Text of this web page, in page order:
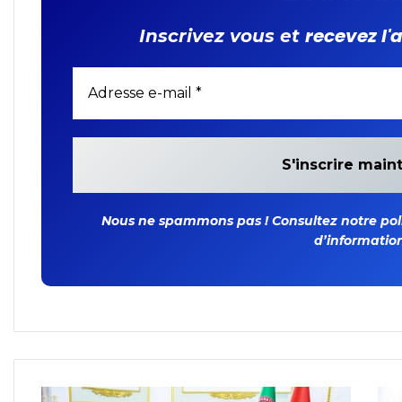
Inscrivez vous et recevez
Nous ne spammons pas ! Consultez notre